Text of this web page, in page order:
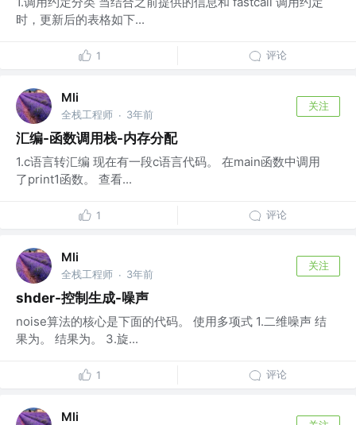
时，更新后的表格如下...
1 评论
Mli
全栈工程师 · 3年前
关注
汇编-函数调用栈-内存分配
1.c语言转汇编 现在有一段c语言代码。 在main函数中调用
了print1函数。 查看...
1 评论
Mli
全栈工程师 · 3年前
关注
shder-控制生成-噪声
noise算法的核心是下面的代码。 使用多项式 1.二维噪声 结
果为。 结果为。 3.旋...
1 评论
Mli